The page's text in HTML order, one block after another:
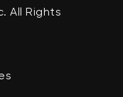
All Rights